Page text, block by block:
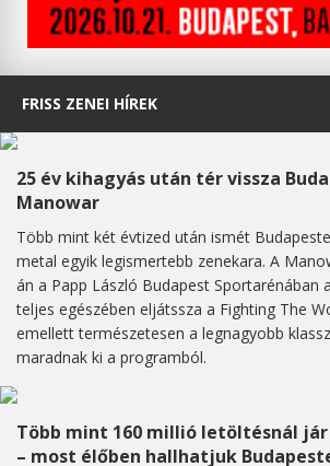
FRISS ZENEI HÍREK
25 év kihagyás után tér vissza
Manowar
Több mint két évtized után ismét
metal egyik legismertebb zenekara. A
án a Papp László Budapest Sportarénában
teljes egészében eljátssza a Fighting The
emellett természetesen a legnagyobb
maradnak ki a programból.
Több mint 160 millió letöltésnál jár
– most élőben hallhatjuk